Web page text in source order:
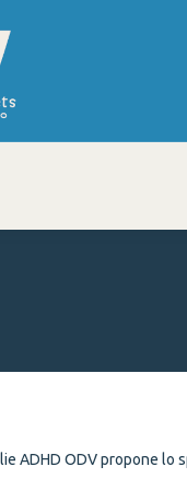
ADHD ODV propone